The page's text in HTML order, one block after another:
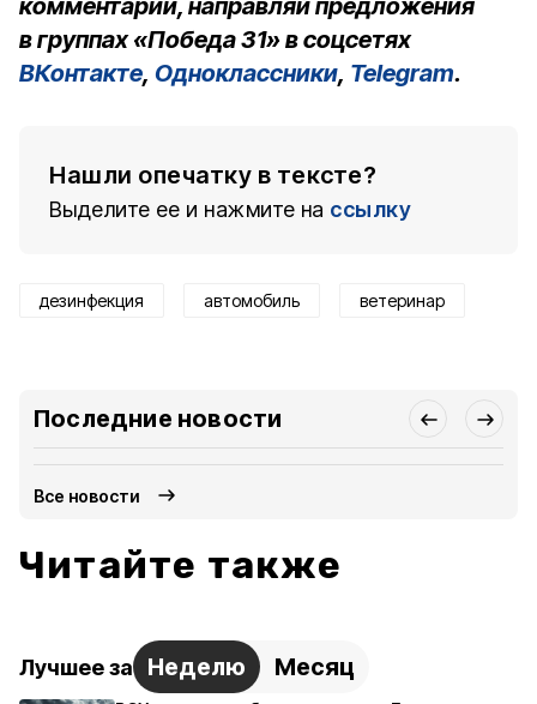
комментарии, направляй предложения
в группах «Победа 31» в соцсетях
ВКонтакте, Одноклассники, Telegram.
Нашли опечатку в тексте?
Выделите ее и нажмите на ссылку
дезинфекция автомобиль ветеринар
Последние новости
Все новости
Читайте также
Лучшее за Неделю Месяц